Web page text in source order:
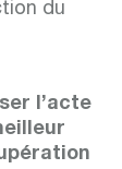
du
l’acte